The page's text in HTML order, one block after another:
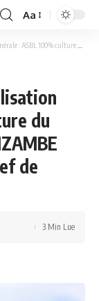
Font
Resizer
Aa
YA NZAMBE soutien les FARDC et le Chef de l’État.
du
de
3 Min Lue